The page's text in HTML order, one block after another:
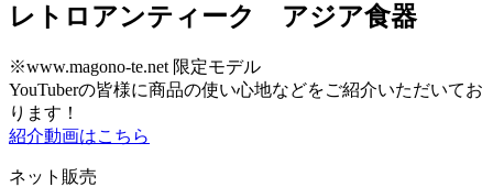
レトロアンティーク アジア食器
※www.magono-te.net 限定モデル
YouTuberの皆様に商品の使い心地などをご紹介いただいてお
ります！
紹介動画はこちら
ネット販売